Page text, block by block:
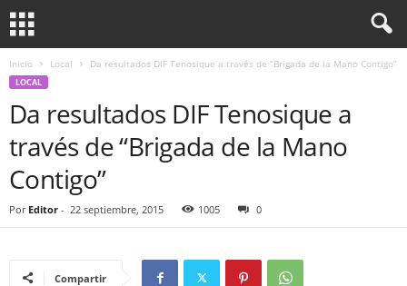
Inicio Local Da resultados DIF Tenosique a través de “Brigada de la Mano Contigo”
LOCAL
Da resultados DIF Tenosique a
través de “Brigada de la Mano
Contigo”
Por Editor - 22 septiembre, 2015 1005 0
Compartir